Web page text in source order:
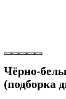
Чёрно-
(подборка